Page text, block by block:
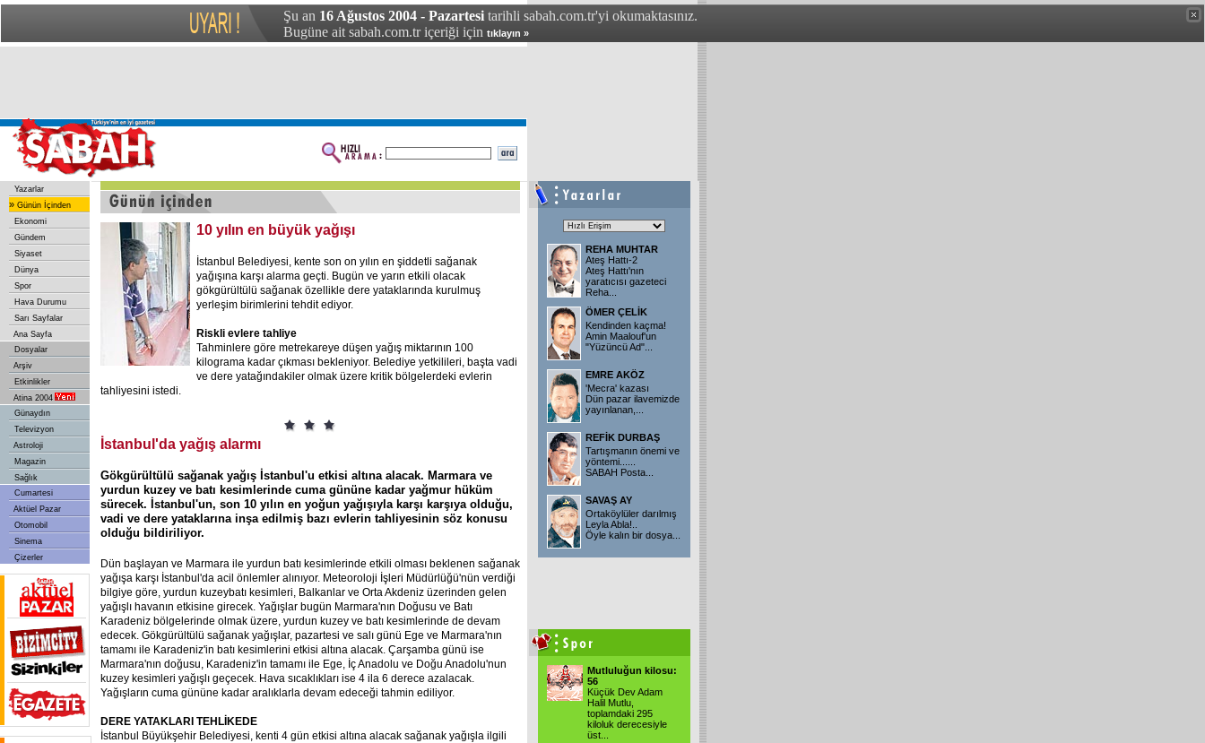
Şu an 16 Ağustos 2004 - Pazartesi tarihli sabah.com.tr'yi okumaktasınız.
Bugüne ait sabah.com.tr içeriği için tıklayın »
Yazarlar
» Günün İçinden
Ekonomi
Gündem
Siyaset
Dünya
Spor
Hava Durumu
Sarı Sayfalar
Ana Sayfa
Dosyalar
Arşiv
Etkinlikler
Atina 2004
Günaydın
Televizyon
Astroloji
Magazin
Sağlık
Cumartesi
Aktüel Pazar
Otomobil
Sinema
Çizerler
10 yılın en büyük yağışı
İstanbul Belediyesi, kente son on yılın en şiddetli sağanak
yağışına karşı alarma geçti. Bugün ve yarın etkili olacak
gökgürültülü sağanak özellikle dere yataklarında kurulmuş
yerleşim birimlerini tehdit ediyor.
Riskli evlere tahliye
Tahminlere göre metrekareye düşen yağış miktarının 100
kilograma kadar çıkması bekleniyor. Belediye yetkilileri, başta vadi
ve dere yatağındakiler olmak üzere kritik bölgelerdeki evlerin
tahliyesini istedi.
İstanbul'da yağış alarmı
Gökgürültülü sağanak yağış İstanbul'u etkisi altına alacak. Marmara ve
yurdun kuzey ve batı kesimlerinde cuma gününe kadar yağmur hüküm
sürecek. İstanbul'un, son 10 yılın en yoğun yağışıyla karşı karşıya olduğu,
vadi ve dere yataklarına inşa edilmiş bazı evlerin tahliyesinin söz konusu
olduğu bildiriliyor.
Dün başlayan ve Marmara ile yurdun batı kesimlerinde etkili olması beklenen sağanak
yağışa karşı İstanbul'da acil önlemler alınıyor. Meteoroloji İşleri Müdürlüğü'nün verdiği
bilgiye göre, yurdun kuzeybatı kesimleri, Balkanlar ve Orta Akdeniz üzerinden gelen
yağışlı havanın etkisine girecek. Yağışlar bugün Marmara'nın Doğusu ve Batı
Karadeniz bölgelerinde olmak üzere, yurdun kuzey ve batı kesimlerinde de devam
edecek. Gökgürültülü sağanak yağışlar, pazartesi ve salı günü Ege ve Marmara'nın
tamamı ile Karadeniz'in batı kesimlerini etkisi altına alacak. Çarşamba günü ise
Marmara'nın doğusu, Karadeniz'in tamamı ile Ege, İç Anadolu ve Doğu Anadolu'nun
kuzey kesimleri yağışlı geçecek. Hava sıcaklıkları ise 4 ila 6 derece azalacak.
Yağışların cuma gününe kadar aralıklarla devam edeceği tahmin ediliyor.
DERE YATAKLARI TEHLİKEDE
İstanbul Büyükşehir Belediyesi, kenti 4 gün etkisi altına alacak sağanak yağışla ilgili
REHA MUHTAR
Ateş Hattı-2
Ateş Hattı'nın
yaratıcısı gazeteci
Reha
ÖMER ÇELİK
Kendinden kaçma!
Amin Maalouf'un
"Yüzüncü Ad"
EMRE AKÖZ
'Mecra' kazası
Dün pazar ilavemizde
yayınlanan,
REFİK DURBAŞ
Tartışmanın önemi ve
yöntemi......
SABAH Posta
SAVAŞ AY
Ortaköylüler darılmış
Leyla Abla!..
Öyle kalın bir dosya
Mutluluğun kilosu:
56
Küçük Dev Adam
Halil Mutlu,
toplamdaki 295
kiloluk derecesiyle
üst